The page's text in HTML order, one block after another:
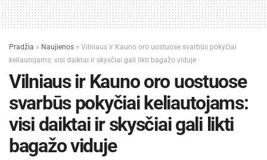
Pradžia » Naujienos » Vilniaus ir Kauno oro uostuose svarbūs pokyčiai
keliautojams: visi daiktai ir skysčiai gali likti bagažo viduje
Vilniaus ir Kauno oro uostuose
svarbūs pokyčiai keliautojams:
visi daiktai ir skysčiai gali likti
bagažo viduje